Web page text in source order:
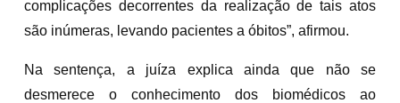
complicações decorrentes da realização de tais atos
são inúmeras, levando pacientes a óbitos”, afirmou.
Na sentença, a juíza explica ainda que não se
desmerece o conhecimento dos biomédicos ao